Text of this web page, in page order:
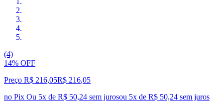
(4)
14% OFF
Preço R$ 216,05R$ 216,05
no Pix Ou 5x de R$ 50,24 sem jurosou 5x de R$ 50,24 sem juros